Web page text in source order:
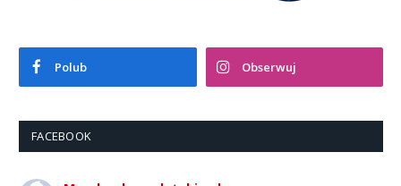
Polub Obserwuj
FACEBOOK